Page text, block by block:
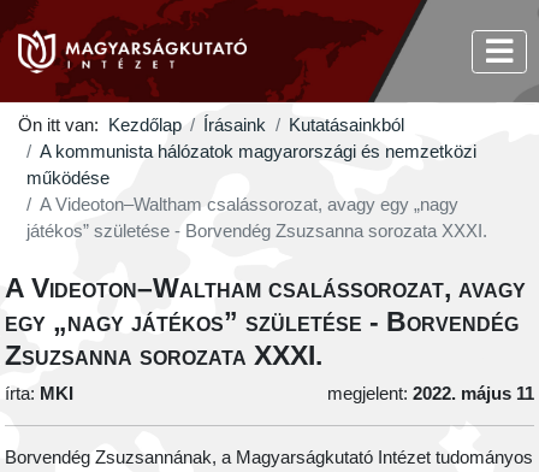
Ön itt van: Kezdőlap Írásaink
Kutatásainkból
A kommunista hálózatok magyarországi és nemzetközi
működése
A Videoton–Waltham csalássorozat, avagy egy „nagy
játékos” születése - Borvendég Zsuzsanna sorozata XXXI.
A Videoton–Waltham csalássorozat, avagy
egy „nagy játékos” születése - Borvendég
Zsuzsanna sorozata XXXI.
írta: MKI megjelent: 2022. május 11
Borvendég Zsuzsannának, a Magyarságkutató Intézet tudományos